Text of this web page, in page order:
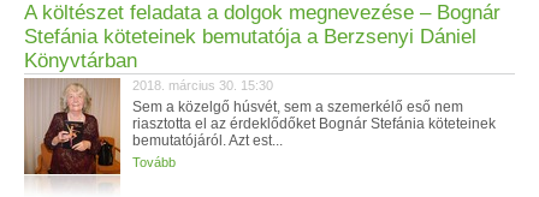
A költészet feladata a dolgok megnevezése – Bognár
Stefánia köteteinek bemutatója a Berzsenyi Dániel
Könyvtárban
2018. március 30. 15:30
Sem a közelgő húsvét, sem a szemerkélő eső nem
riasztotta el az érdeklődőket Bognár Stefánia köteteinek
bemutatójáról. Azt est...
Tovább